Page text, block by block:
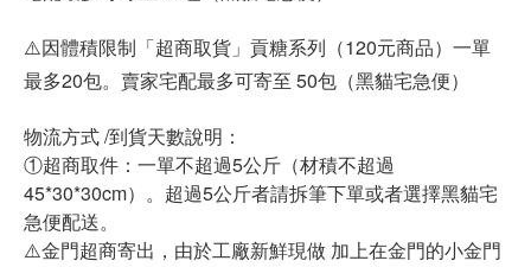
⚠️因體積限制「超商取貨」貢糖系列（120元商品）一單
最多20包。賣家宅配最多可寄至 50包（黑貓宅急便）
物流方式 /到貨天數說明：
①超商取件：一單不超過5公斤（材積不超過
45*30*30cm）。超過5公斤者請拆筆下單或者選擇黑貓宅
急便配送。
⚠️金門超商寄出，由於工廠新鮮現做 加上在金門的小金門